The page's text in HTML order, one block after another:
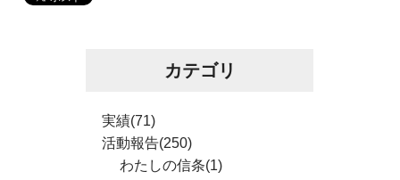
カテゴリ
実績(71)
活動報告(250)
わたしの信条(1)